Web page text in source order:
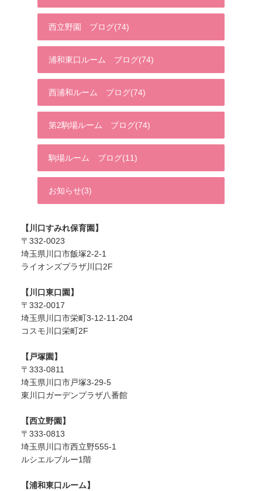
西立野園 ブログ(74)
浦和東口ルーム ブログ(74)
西浦和ルーム ブログ(74)
第2駒場ルーム ブログ(74)
駒場ルーム ブログ(11)
お知らせ(3)
【川口すみれ保育園】
〒332-0023
埼玉県川口市飯塚2-2-1
ライオンズプラザ川口2F
【川口東口園】
〒332-0017
埼玉県川口市栄町3-12-11-204
コスモ川口栄町2F
【戸塚園】
〒333-0811
埼玉県川口市戸塚3-29-5
東川口ガーデンプラザ八番館
【西立野園】
〒333-0813
埼玉県川口市西立野555-1
ルシエルブルー1階
【浦和東口ルーム】